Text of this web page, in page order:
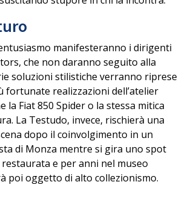
manifesteranno i dirigenti
che non daranno seguito alla
soluzioni stilistiche verranno riprese
fortunate realizzazioni dell’atelier
la Fiat 850 Spidero la stessa mitica
. La Testudo, invece, rischierà una
dopo il coinvolgimento in un
di Monza mentre si gira uno spot
e per anni nel museo
poi oggetto di alto collezionismo.